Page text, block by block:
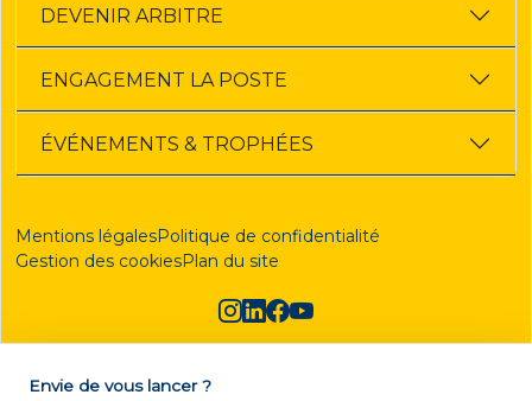
DEVENIR ARBITRE
ENGAGEMENT LA POSTE
ÉVÉNEMENTS & TROPHÉES
Mentions légalesPolitique de confidentialité
Gestion des cookiesPlan du site
Envie de vous lancer ?